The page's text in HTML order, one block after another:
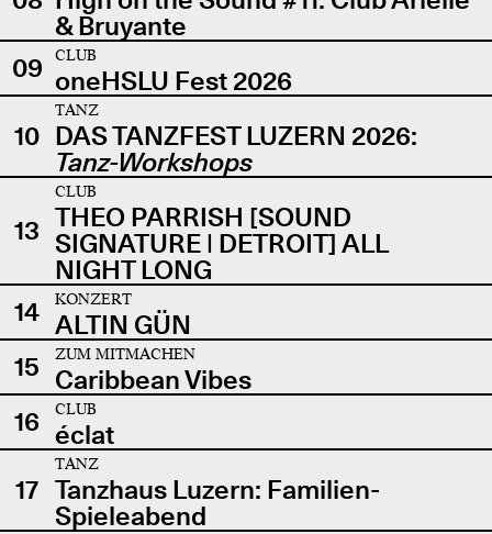
& Bruyante
09
CLUB
oneHSLU Fest 2026
10
TANZ
DAS TANZFEST LUZERN 2026:
Tanz-Workshops
13
CLUB
THEO PARRISH [SOUND
SIGNATURE | DETROIT] ALL
NIGHT LONG
14
KONZERT
ALTIN GÜN
15
ZUM MITMACHEN
Caribbean Vibes
16
CLUB
éclat
17
TANZ
Tanzhaus Luzern: Familien-
Spieleabend